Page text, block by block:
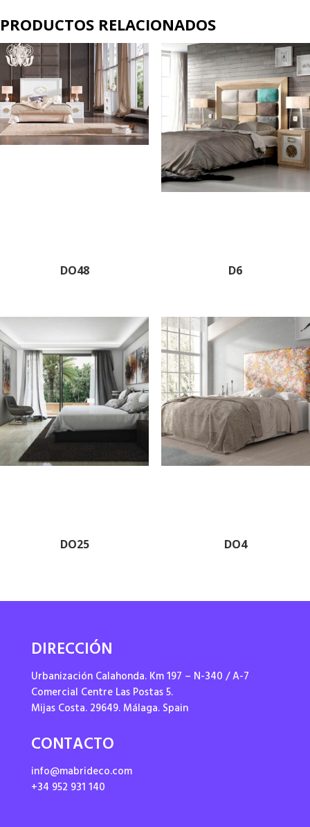
PRODUCTOS RELACIONADOS
DO48 D6
DO25 DO4
DIRECCIÓN
Urbanización Calahonda. Km 197 – N-340 / A-7
Comercial Centre Las Postas 5.
Mijas Costa. 29649. Málaga. Spain
CONTACTO
info@mabrideco.com
+34 952 931 140